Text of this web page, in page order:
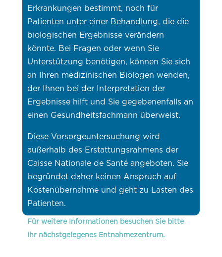
Erkrankungen bestimmt, noch für
Patienten unter einer Behandlung, die die
biologischen Ergebnisse verändern
könnte. Bei Fragen oder wenn Sie
Unterstützung benötigen, können Sie sich
an Ihren medizinischen Biologen wenden,
der Ihnen bei der Interpretation der
Ergebnisse hilft und Sie gegebenenfalls an
einen Gesundheitsfachmann überweist.
Diese Vorsorgeuntersuchung wird
außerhalb des Erstattungsrahmens der
Caisse Nationale de Santé angeboten. Sie
begründet daher keinen Anspruch auf
Kostenübernahme und geht zu Lasten des
Patienten.
Für weitere Informationen besuchen Sie bitte
Ihr nächstgelegenes Entnahmezentrum.